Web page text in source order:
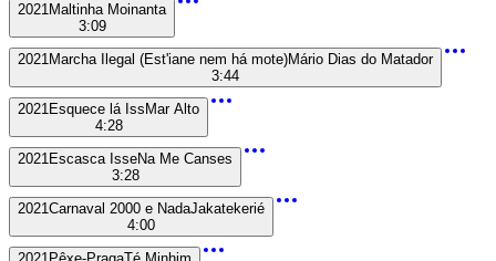
2021Maltinha Moinanta
3:09
2021Marcha Ilegal (Est'iane nem há mote)Mário Dias do Matador
3:44
2021Esquece lá Iss Mar Alto
4:28
2021Escasca IsseNa Me Canses
3:28
2021Carnaval 2000 e NadaJakatekerié
4:00